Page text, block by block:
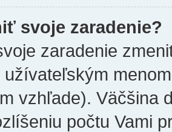
svoje zaradenie?
zaradenie
užívateľským
vzhľade). Väčšina
počtu Vami